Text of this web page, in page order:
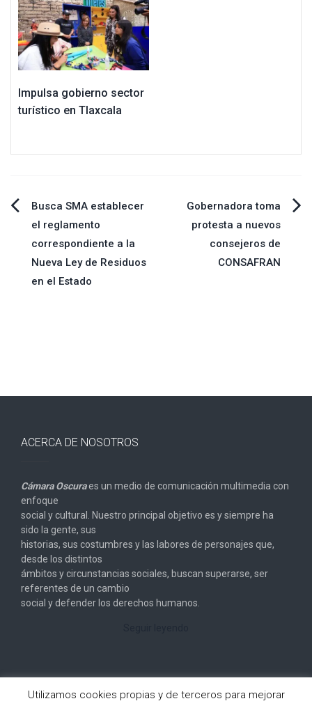
Impulsa gobierno sector
turístico en Tlaxcala
Navegación
de
entradas
Busca SMA establecer
el reglamento
correspondiente a la
Nueva Ley de Residuos
en el Estado
Gobernadora toma
protesta a nuevos
consejeros de
CONSAFRAN
ACERCA DE NOSOTROS
Cámara Oscuraes un medio de comunicación multimedia con
enfoque
social y cultural. Nuestro principal objetivo es y siempre ha
sido la gente, sus
historias, sus costumbres y las labores de personajes que,
desde los distintos
ámbitos y circunstancias sociales, buscan superarse, ser
referentes de un cambio
social y defender los derechos humanos.
Utilizamos cookies propias y de terceros para mejorar